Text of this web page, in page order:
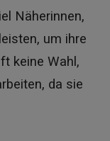
Näherinnen,
um ihre
keine Wahl,
da sie